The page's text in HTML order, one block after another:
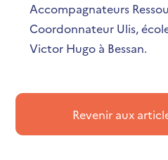
Accompagnateurs
Coordonnateur Ulis,
Victor Hugo à Bessan.
Revenir aux